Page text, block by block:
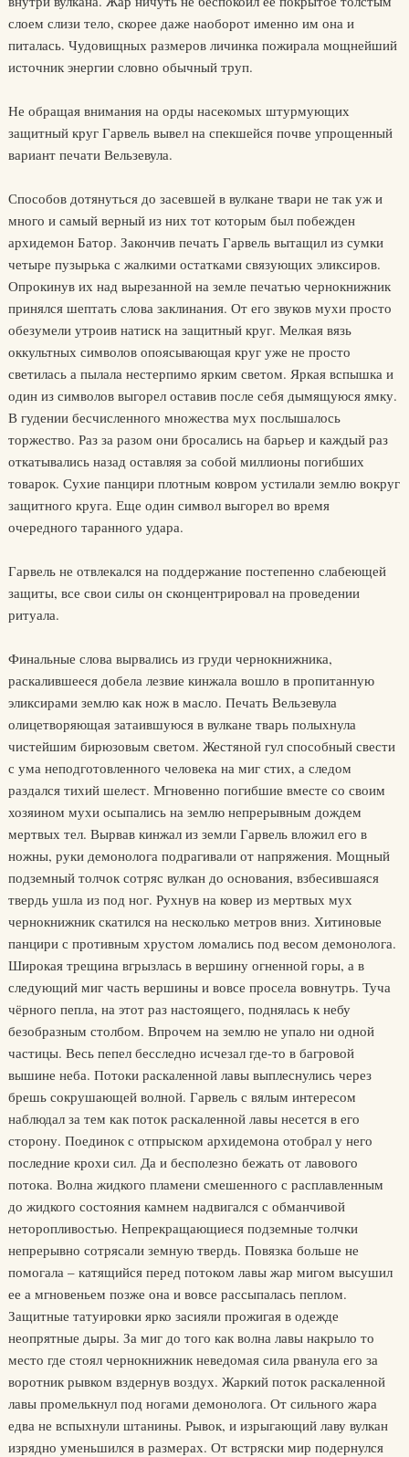
слоем слизи тело, скорее даже наоборот именно им она и
питалась. Чудовищных размеров личинка пожирала мощнейший
источник энергии словно обычный труп.
Не обращая внимания на орды насекомых штурмующих
защитный круг Гарвель вывел на спекшейся почве упрощенный
вариант печати Вельзевула.
Способов дотянуться до засевшей в вулкане твари не так уж и
много и самый верный из них тот которым был побежден
архидемон Батор. Закончив печать Гарвель вытащил из сумки
четыре пузырька с жалкими остатками связующих эликсиров.
Опрокинув их над вырезанной на земле печатью чернокнижник
принялся шептать слова заклинания. От его звуков мухи просто
обезумели утроив натиск на защитный круг. Мелкая вязь
оккультных символов опоясывающая круг уже не просто
светилась а пылала нестерпимо ярким светом. Яркая вспышка и
один из символов выгорел оставив после себя дымящуюся ямку.
В гудении бесчисленного множества мух послышалось
торжество. Раз за разом они бросались на барьер и каждый раз
откатывались назад оставляя за собой миллионы погибших
товарок. Сухие панцири плотным ковром устилали землю вокруг
защитного круга. Еще один символ выгорел во время
очередного таранного удара.
Гарвель не отвлекался на поддержание постепенно слабеющей
защиты, все свои силы он сконцентрировал на проведении
ритуала.
Финальные слова вырвались из груди чернокнижника,
раскалившееся добела лезвие кинжала вошло в пропитанную
эликсирами землю как нож в масло. Печать Вельзевула
олицетворяющая затаившуюся в вулкане тварь полыхнула
чистейшим бирюзовым светом. Жестяной гул способный свести
с ума неподготовленного человека на миг стих, а следом
раздался тихий шелест. Мгновенно погибшие вместе со своим
хозяином мухи осыпались на землю непрерывным дождем
мертвых тел. Вырвав кинжал из земли Гарвель вложил его в
ножны, руки демонолога подрагивали от напряжения. Мощный
подземный толчок сотряс вулкан до основания, взбесившаяся
твердь ушла из под ног. Рухнув на ковер из мертвых мух
чернокнижник скатился на несколько метров вниз. Хитиновые
панцири с противным хрустом ломались под весом демонолога.
Широкая трещина вгрызлась в вершину огненной горы, а в
следующий миг часть вершины и вовсе просела вовнутрь. Туча
чёрного пепла, на этот раз настоящего, поднялась к небу
безобразным столбом. Впрочем на землю не упало ни одной
частицы. Весь пепел бесследно исчезал где-то в багровой
вышине неба. Потоки раскаленной лавы выплеснулись через
брешь сокрушающей волной. Гарвель с вялым интересом
наблюдал за тем как поток раскаленной лавы несется в его
сторону. Поединок с отпрыском архидемона отобрал у него
последние крохи сил. Да и бесполезно бежать от лавового
потока. Волна жидкого пламени смешенного с расплавленным
до жидкого состояния камнем надвигался с обманчивой
неторопливостью. Непрекращающиеся подземные толчки
непрерывно сотрясали земную твердь. Повязка больше не
помогала – катящийся перед потоком лавы жар мигом высушил
ее а мгновеньем позже она и вовсе рассыпалась пеплом.
Защитные татуировки ярко засияли прожигая в одежде
неопрятные дыры. За миг до того как волна лавы накрыло то
место где стоял чернокнижник неведомая сила рванула его за
воротник рывком вздернув воздух. Жаркий поток раскаленной
лавы промелькнул под ногами демонолога. От сильного жара
едва не вспыхнули штанины. Рывок, и изрыгающий лаву вулкан
изрядно уменьшился в размерах. От встряски мир подернулся